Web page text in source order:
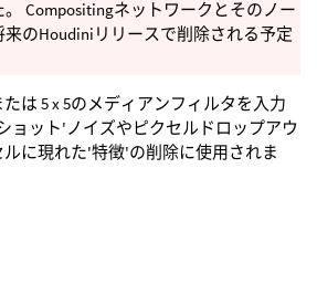
Compositingネットワークとそのノー
来のHoudiniリリースで削除される予定
は 5 x 5のメディアンフィルタを入力
ョット'ノイズやピクセルドロップアウ
ルに現れた'特徴'の削除に使用されま